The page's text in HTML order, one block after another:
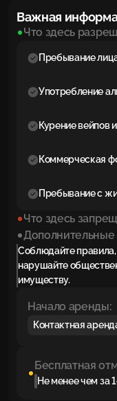
Важная
Что здесь
Пребывание
Употребление
Курение вейпов
Коммерческая
Пребывание с
Что здесь
Дополнительные
Соблюдайте
нарушайте
имуществу.
Начало аренды:
Контактная
Бесплатная
Не менее чем за